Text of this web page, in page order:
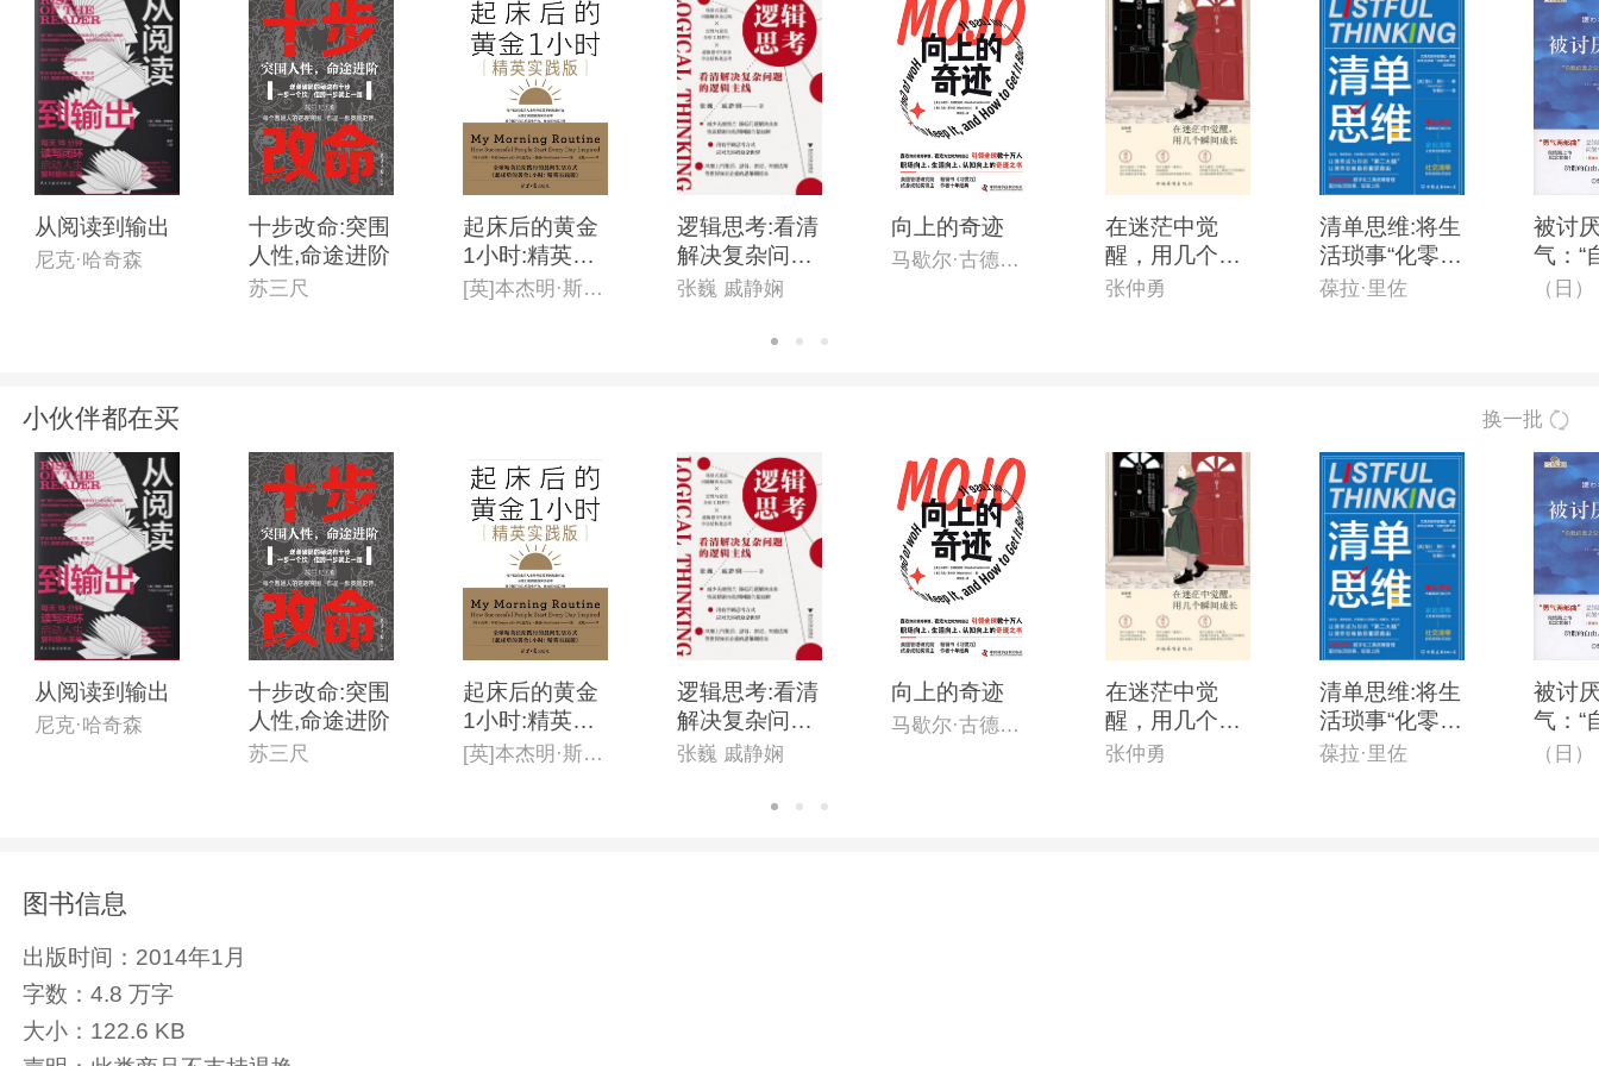
从阅读到输出
尼克·哈奇森
十步改命:突围
人性,命途进阶
苏三尺
起床后的黄金
1小时:精英实
践版
[英]本杰明·斯帕(Benjamin Spall),[德]迈克尔·赞德(Michael Xander)
逻辑思考:看清
解决复杂问题
的逻辑主线
张巍 戚静娴
向上的奇迹
马歇尔·古德史密斯
在迷茫中觉
醒，用几个瞬
间长大
张仲勇
清单思维:将生
活琐事“化零为
整”的*时间管
葆拉·里佐
被讨
气：“
之父
小伙伴都在买 换一批
从阅读到输出
尼克·哈奇森
十步改命:突围
人性,命途进阶
苏三尺
起床后的黄金
1小时:精英实
践版
[英]本杰明·斯帕(Benjamin Spall),[德]迈克尔·赞德(Michael Xander)
逻辑思考:看清
解决复杂问题
的逻辑主线
张巍 戚静娴
向上的奇迹
马歇尔·古德史密斯
在迷茫中觉
醒，用几个瞬
间长大
张仲勇
清单思维:将生
活琐事“化零为
整”的*时间管
葆拉·里佐
被讨
气：“
之父
图书信息
出版时间： 2014年1月
字数： 4.8 万字
大小： 122.6 KB